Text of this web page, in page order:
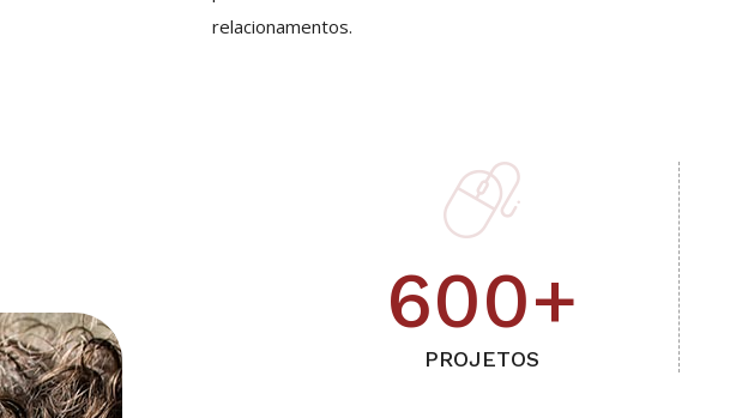
relacionamentos.
600+
PROJETOS